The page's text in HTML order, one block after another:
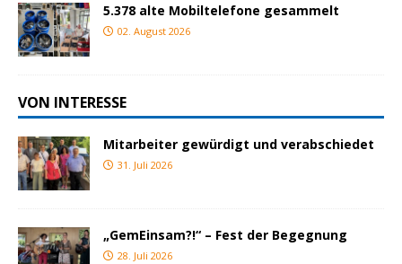
5.378 alte Mobiltelefone gesammelt
02. August 2026
VON INTERESSE
Mitarbeiter gewürdigt und verabschiedet
31. Juli 2026
„GemEinsam?!“ – Fest der Begegnung
28. Juli 2026